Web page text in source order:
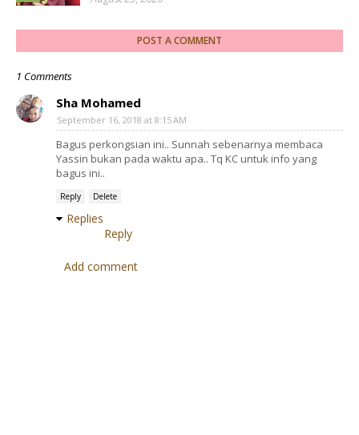
POST A COMMENT
1 Comments
Sha Mohamed
September 16, 2018 at 8:15 AM
Bagus perkongsian ini.. Sunnah sebenarnya membaca
Yassin bukan pada waktu apa.. Tq KC untuk info yang
bagus ini..
Reply Delete
Replies
Reply
Add comment